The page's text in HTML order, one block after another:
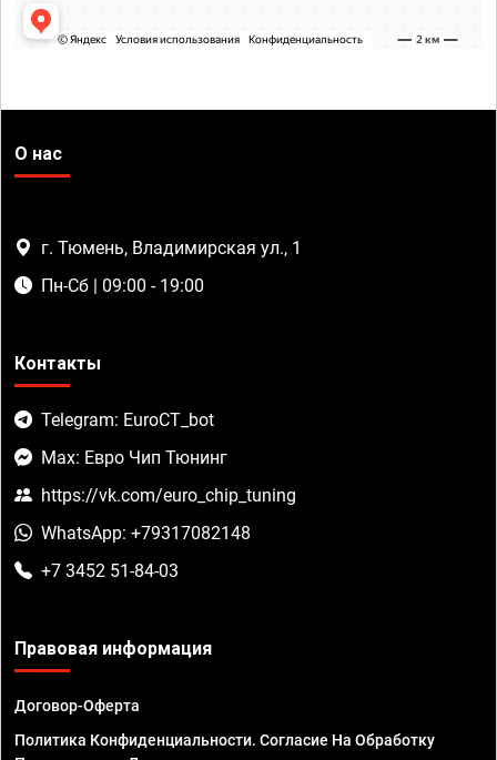
О нас
г. Тюмень, Владимирская ул., 1
Пн-Сб | 09:00 - 19:00
Контакты
Telegram: EuroCT_bot
Max: Евро Чип Тюнинг
https://vk.com/euro_chip_tuning
WhatsApp: +79317082148
+7 3452 51-84-03
Правовая информация
Договор-Оферта
Политика Конфиденциальности. Согласие На Обработку